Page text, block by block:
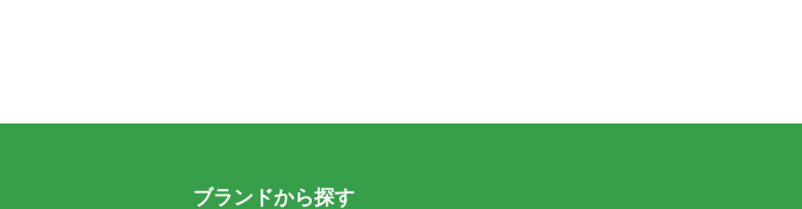
ブランドから探す